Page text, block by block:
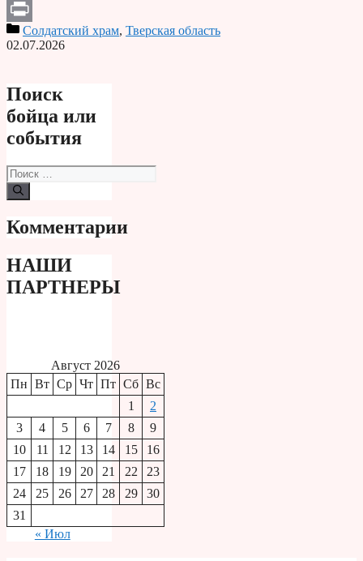
Telegram
PrintСолдатский храм, Тверская область
02.07.2026
Поиск
бойца или
события
Поиск:
Комментарии
НАШИ
ПАРТНЕРЫ
Август 2026
Пн Вт Ср Чт Пт Сб Вс
1
2
3
4 5 6 7 8
9
10
11 12 13 14 15
16
17
18 19 20 21 22
23
24
25 26 27 28 29
30
31
« Июл